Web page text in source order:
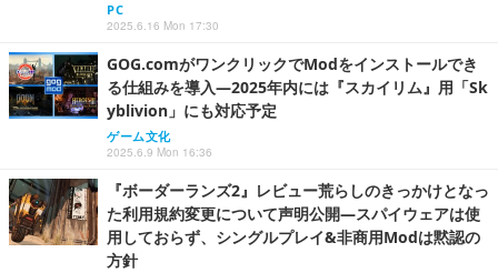
PC
2025.6.16 Mon 17:30
GOG.comがワンクリックでModをインストールでき
る仕組みを導入―2025年内には『スカイリム』用「Sk
yblivion」にも対応予定
ゲーム文化
2025.6.9 Mon 16:36
『ボーダーランズ2』レビュー荒らしのきっかけとなっ
た利用規約変更について声明公開―スパイウェアは使
用しておらず、シングルプレイ&非商用Modは黙認の
方針